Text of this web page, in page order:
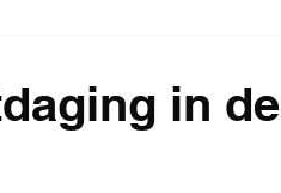
in de